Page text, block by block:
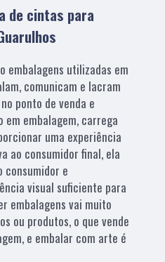
de cintas para
embalagens utilizadas em
comunicam e lacram
ponto de venda e
embalagem, carrega
uma experiência
ao consumidor final, ela
consumidor e
visual suficiente para
embalagens vai muito
ou produtos, o que vende
e embalar com arte é